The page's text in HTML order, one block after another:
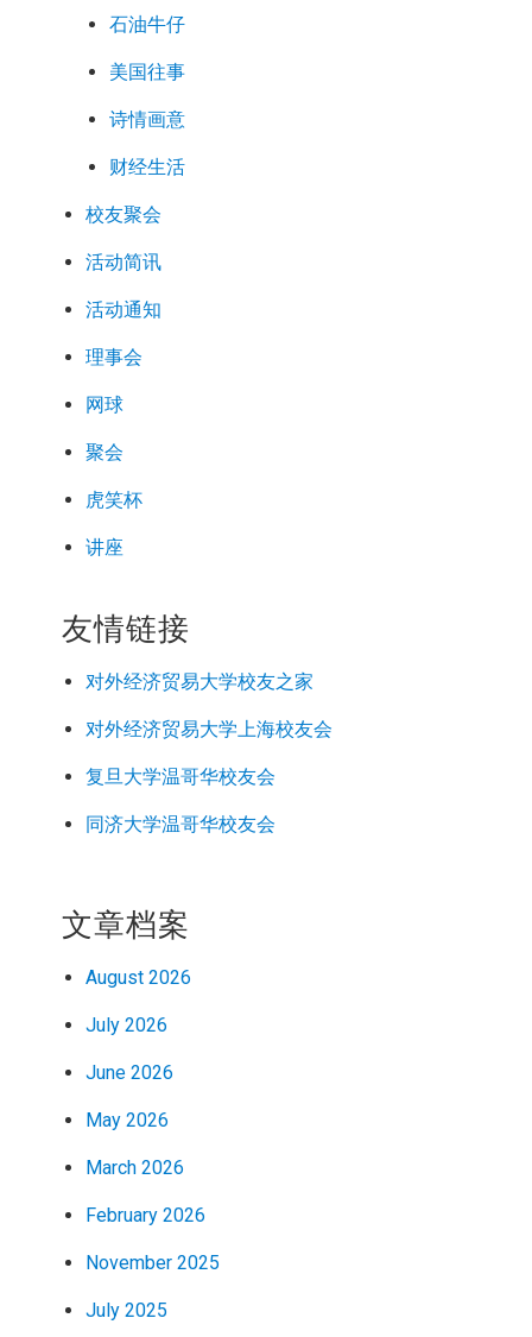
石油牛仔
美国往事
诗情画意
财经生活
校友聚会
活动简讯
活动通知
理事会
网球
聚会
虎笑杯
讲座
友情链接
对外经济贸易大学校友之家
对外经济贸易大学上海校友会
复旦大学温哥华校友会
同济大学温哥华校友会
文章档案
August 2026
July 2026
June 2026
May 2026
March 2026
February 2026
November 2025
July 2025